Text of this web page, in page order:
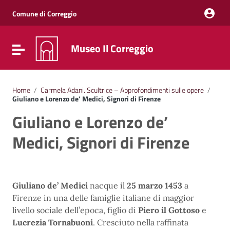
Vai al menu di navigazione
Vai al footer
Comune di Correggio
Attiva / disattiva la navigazione
Museo Il Correggio
Home / Carmela Adani. Scultrice – Approfondimenti sulle opere /
Giuliano e Lorenzo de’ Medici, Signori di Firenze
Giuliano e Lorenzo de’
Medici, Signori di Firenze
Giuliano de’ Medici nacque il 25 marzo 1453 a
Firenze in una delle famiglie italiane di maggior
livello sociale dell’epoca, figlio di Piero il Gottoso e
Lucrezia Tornabuoni. Cresciuto nella raffinata